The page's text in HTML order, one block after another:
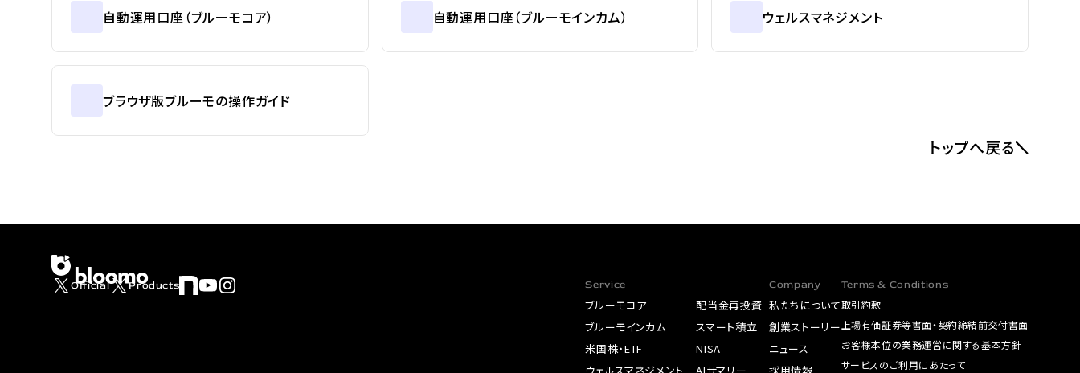
自動運用口座（ブルーモコア） 自動運用口座（ブルーモインカム） ウェルスマネジメント
ブラウザ版ブルーモの操作ガイド
トップへ戻る
Official Products Service
ブルーモコア
ブルーモインカム
米国株・ETF
配当金再投資
スマート積立
NISA
Company
私たちについて
創業ストーリー
ニュース
Terms & Conditions
取引約款
上場有価証券等書面・契約締結前交付書面
お客様本位の業務運営に関する基本方針
サービスのご利用にあたって